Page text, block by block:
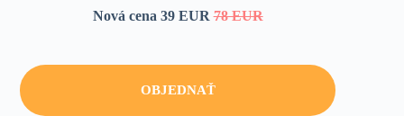
Nová cena 39 EUR78 EUR
OBJEDNAŤ